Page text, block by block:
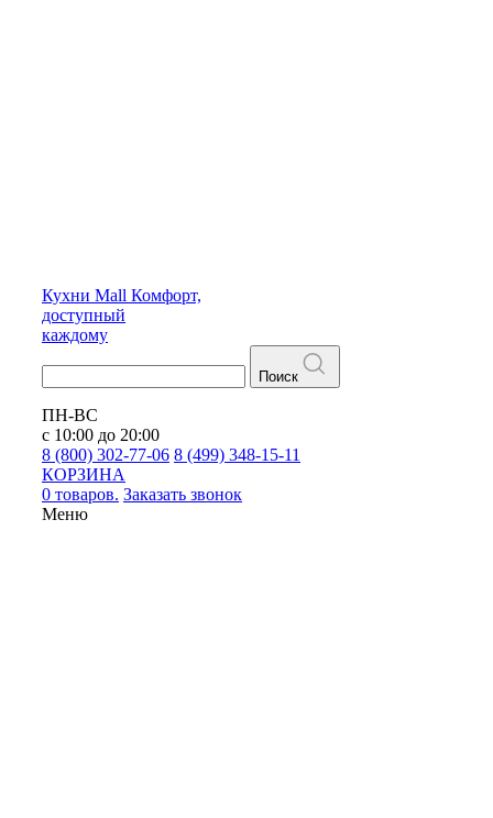
Кухни Mall Комфорт,
доступный
каждому
Поиск
ПН-ВС
с 10:00 до 20:00
8 (800) 302-77-06 8 (499) 348-15-11
КОРЗИНА
0 товаров. Заказать звонок
Меню